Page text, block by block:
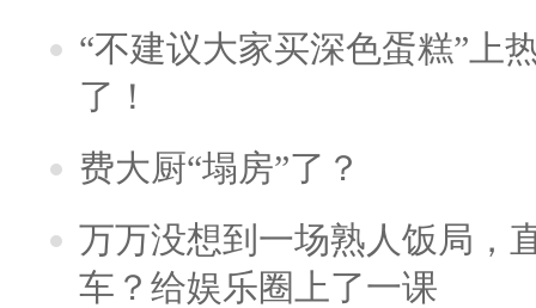
“不建议大家买深色蛋糕”上
了！
费大厨“塌房”了？
万万没想到一场熟人饭局，
车？给娱乐圈上了一课